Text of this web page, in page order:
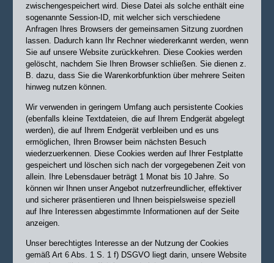
zwischengespeichert wird. Diese Datei als solche enthält eine
sogenannte Session-ID, mit welcher sich verschiedene
Anfragen Ihres Browsers der gemeinsamen Sitzung zuordnen
lassen. Dadurch kann Ihr Rechner wiedererkannt werden, wenn
Sie auf unsere Website zurückkehren. Diese Cookies werden
gelöscht, nachdem Sie Ihren Browser schließen. Sie dienen z.
B. dazu, dass Sie die Warenkorbfunktion über mehrere Seiten
hinweg nutzen können.
Wir verwenden in geringem Umfang auch persistente Cookies
(ebenfalls kleine Textdateien, die auf Ihrem Endgerät abgelegt
werden), die auf Ihrem Endgerät verbleiben und es uns
ermöglichen, Ihren Browser beim nächsten Besuch
wiederzuerkennen. Diese Cookies werden auf Ihrer Festplatte
gespeichert und löschen sich nach der vorgegebenen Zeit von
allein. Ihre Lebensdauer beträgt 1 Monat bis 10 Jahre. So
können wir Ihnen unser Angebot nutzerfreundlicher, effektiver
und sicherer präsentieren und Ihnen beispielsweise speziell
auf Ihre Interessen abgestimmte Informationen auf der Seite
anzeigen.
Unser berechtigtes Interesse an der Nutzung der Cookies
gemäß Art 6 Abs. 1 S. 1 f) DSGVO liegt darin, unsere Website